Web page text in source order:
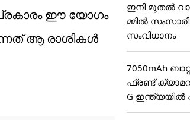
പ്രകാരം ഈ യോഗം
ആ രാശികൾ
ഇനി മുതൽ
മ്മിൽ
സംവിധാനം
7050mAh
ഫ്രണ്ട്
G ഇന്ത്യയിൽ